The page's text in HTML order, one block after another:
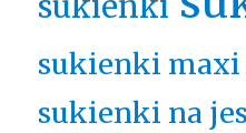
sukienki maxi
sukienki na